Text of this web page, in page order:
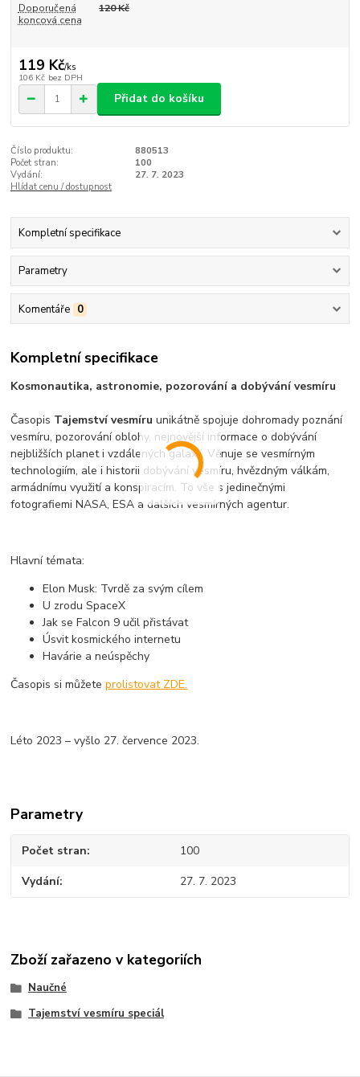
Doporučená
koncová cena
120 Kč
119 Kč/ks
106 Kč bez DPH
Přidat do košíku
Číslo produktu:
880513
Počet stran:
100
Vydání:
27. 7. 2023
Hlídat cenu / dostupnost
Kompletní specifikace
Parametry
Komentáře 0
Kompletní specifikace
Kosmonautika, astronomie, pozorování a dobývání vesmíru
Časopis Tajemství vesmíru unikátně spojuje dohromady poznání
vesmíru, pozorování oblohy, nejnovější informace o dobývání
nejbližších planet i vzdálených galaxií. Věnuje se vesmírným
technologiím, ale i historii dobývání vesmíru, hvězdným válkám,
armádnímu využití a konspiracím. To vše s jedinečnými
fotografiemi NASA, ESA a dalších vesmírných agentur.
Hlavní témata:
Elon Musk: Tvrdě za svým cílem
U zrodu SpaceX
Jak se Falcon 9 učil přistávat
Úsvit kosmického internetu
Havárie a neúspěchy
Časopis si můžeteprolistovat ZDE.
Léto 2023 – vyšlo 27. července 2023.
Parametry
Počet stran 100
Vydání 27. 7. 2023
Zboží zařazeno v kategoriích
Naučné
Tajemství vesmíru speciál